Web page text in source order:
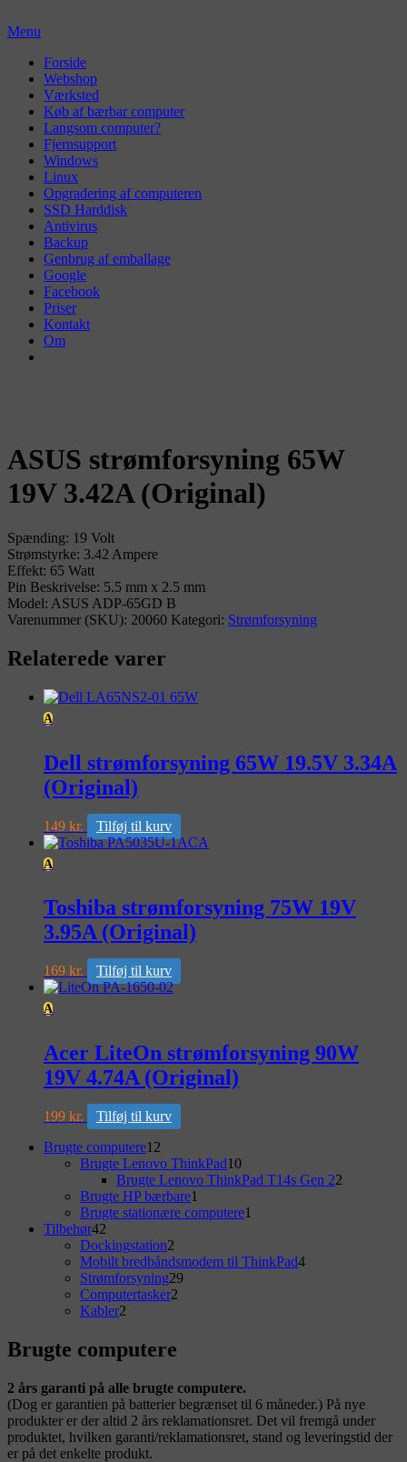
to
Menu
Primær
menu
Forside
Webshop
Værksted
Køb af bærbar computer
Langsom computer?
Fjernsupport
Windows
Linux
Opgradering af computeren
SSD Harddisk
Antivirus
Backup
Genbrug af emballage
Google
Facebook
Priser
Kontakt
Om
ASUS strømforsyning 65W
19V 3.42A (Original)
Spænding: 19 Volt
Strømstyrke: 3.42 Ampere
Effekt: 65 Watt
Pin Beskrivelse: 5.5 mm x 2.5 mm
Model: ASUS ADP-65GD B
Varenummer (SKU): 20060 Kategori: Strømforsyning
Relaterede varer
A
Dell strømforsyning 65W 19.5V 3.34A
(Original)
149 kr. Tilføj til kurv
A
Toshiba strømforsyning 75W 19V
3.95A (Original)
169 kr. Tilføj til kurv
A
Acer LiteOn strømforsyning 90W
19V 4.74A (Original)
199 kr. Tilføj til kurv
Primary
Sidebar
Widget
Area
Brugte computere12
varer
Brugte Lenovo ThinkPad1010
varer
Brugte Lenovo ThinkPad T14s Gen 22
Brugte HP bærbare1
vare
Brugte stationære computere1
Tilbehør42
varer
Dockingstation2
varer
Mobilt bredbåndsmodem til ThinkPad44
Strømforsyning2929
Computertasker2
Kabler2
Brugte computere
2 års garanti på alle brugte computere.
(Dog er garantien på batterier begrænset til 6 måneder.) På nye
produkter er der altid 2 års reklamationsret. Det vil fremgå under
produktet, hvilken garanti/reklamationsret, stand og leveringstid der
er på det enkelte produkt.